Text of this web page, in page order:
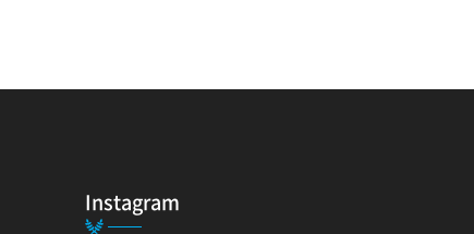
간 참조) 일정기간 저장된 후 파기됩니다. 동
Instagram